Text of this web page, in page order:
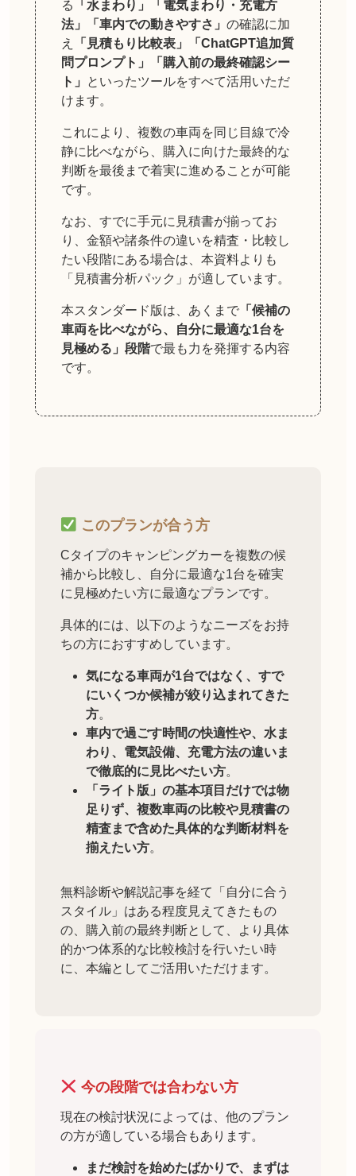
る
「水まわり」「電気まわり・充電方
法」「車内での動きやすさ」 の確認に加
え
「見積もり比較表」「ChatGPT追加質
問プロンプト」「購入前の最終確認シー
ト」
といったツールをすべて活用いただ
けます。
これにより、複数の車両を同じ目線で冷
静に比べながら、購入に向けた最終的な
判断を最後まで着実に進めることが可能
です。
なお、すでに手元に見積書が揃ってお
り、金額や諸条件の違いを精査・比較し
たい段階にある場合は、本資料よりも
「見積書分析パック」が適しています。
本スタンダード版は、あくまで 「候補の
車両を比べながら、自分に最適な1台を
見極める」段階で最も力を発揮する内容
です。
このプランが合う方
Cタイプのキャンピングカーを複数の候
補から比較し、自分に最適な1台を確実
に見極めたい方に最適なプランです。
具体的には、以下のようなニーズをお持
ちの方におすすめしています。
気になる車両が1台ではなく、すで
にいくつか候補が絞り込まれてきた
方。
車内で過ごす時間の快適性や、水ま
わり、電気設備、充電方法の違いま
で徹底的に見比べたい方。
「ライト版」の基本項目だけでは物
足りず、複数車両の比較や見積書の
精査まで含めた具体的な判断材料を
揃えたい方。
無料診断や解説記事を経て「自分に合う
スタイル」はある程度見えてきたもの
の、購入前の最終判断として、より具体
的かつ体系的な比較検討を行いたい時
に、本編としてご活用いただけます。
今の段階では合わない方
現在の検討状況によっては、他のプラン
の方が適している場合もあります。
まだ検討を始めたばかりで、まずは